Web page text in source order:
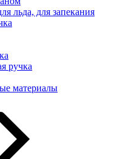
льда, для запекания
ручка
материалы